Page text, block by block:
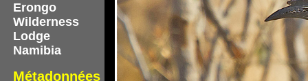
Erongo
Wilderness
Lodge
Namibia
Métadonnées